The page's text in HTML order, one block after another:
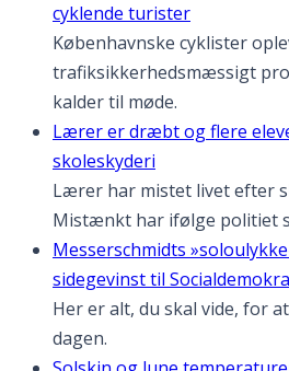
cyklende turister
Københavnske cyklister
trafiksikkerhedsmæssigt
kalder til møde.
Lærer er dræbt og flere
skoleskyderi
Lærer har mistet livet efter
Mistænkt har ifølge politiet
Messerschmidts
sidegevinst til
Her er alt, du skal vide, for
dagen.